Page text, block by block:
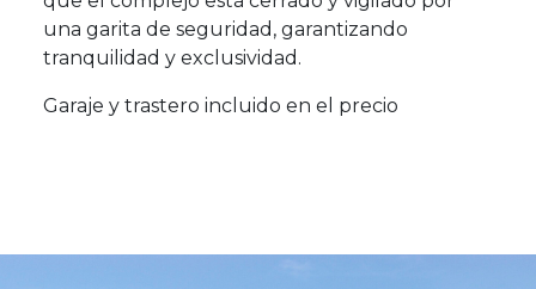
una garita de seguridad, garantizando
tranquilidad y exclusividad.
Garaje y trastero incluido en el precio